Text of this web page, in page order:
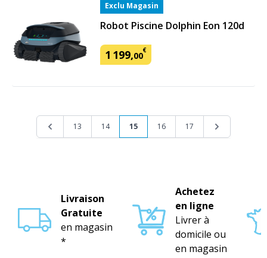
Exclu Magasin
Robot Piscine Dolphin Eon 120d
1 199,00€
PagePage Page
13 Page
14 Vous lisez actuellement la page
15 Page
16 Page
17 Page
Livraison
Gratuite
en magasin
*
Achetez
en ligne
Livrer à
domicile ou
en magasin